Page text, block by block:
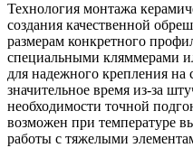
Технология монтажа
создания качественной
размерам конкретного
специальными кляммерами
для надежного крепления на
значительное время из-за
необходимости точной
возможен при температуре
работы с тяжелыми